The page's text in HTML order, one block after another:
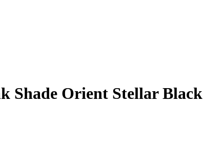
Shade Orient Stellar Black